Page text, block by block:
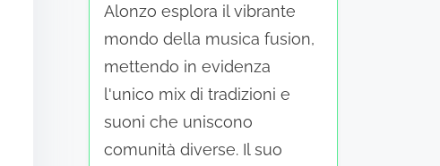
Alonzo esplora il vibrante
mondo della musica fusion,
mettendo in evidenza
l'unico mix di tradizioni e
suoni che uniscono
comunità diverse. Il suo